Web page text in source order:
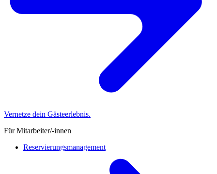
Vernetze dein Gästeerlebnis.
Für Mitarbeiter/-innen
Reservierungsmanagement